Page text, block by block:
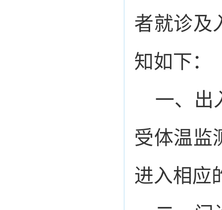
者就诊及
知如下：
一、出
受体温监
进入相应